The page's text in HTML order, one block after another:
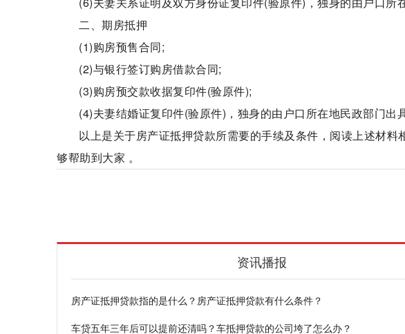
二、期房抵押
(1)购房预售合同;
(2)与银行签订购房借款合同;
(3)购房预交款收据复印件(验原件);
(4)夫妻结婚证复印件(验原件)，独身的由户口所在地民政部门出
以上是关于房产证抵押贷款所需要的手续及条件，阅读上述材
够帮助到大家 。
资讯播报
房产证抵押贷款指的是什么？房产证抵押贷款有什么条件？
车贷五年三年后可以提前还清吗？车抵押贷款的公司垮了怎么办？